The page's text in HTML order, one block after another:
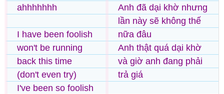
ahhhhhhh
I have been foolish
won't be running
back this time
(don't even try)
I've been so foolish
Anh đã dại khờ nhưng
lần này sẽ không thế
nữa đâu
Anh thật quá dại khờ
và giờ anh đang phải
trả giá